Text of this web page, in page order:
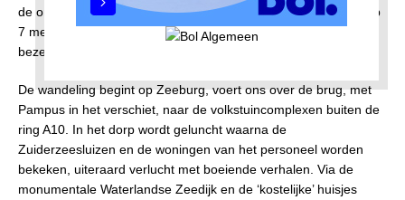
de ondermijnde dijk te saboteren. Ook heeft Schellingwoude op
7 mei 1945 zijn eigen schietincident tussen de BS en de
bezetting van het vliegkamp.
De wandeling begint op Zeeburg, voert ons over de brug, met
Pampus in het verschiet, naar de volkstuincomplexen buiten de
ring A10. In het dorp wordt geluncht waarna de
Zuiderzeesluizen en de woningen van het personeel worden
bekeken, uiteraard verlucht met boeiende verhalen. Via de
monumentale Waterlandse Zeedijk en de ‘kostelijke’ huisjes